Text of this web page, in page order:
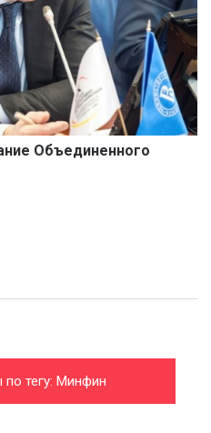
Объединенного
по тегу: Минфин